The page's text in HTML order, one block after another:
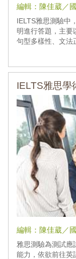
編輯：陳佳葳／
IELTS雅思測驗中
明進行答題，主要
句型多樣性、文法
考官依據發音、
IELTS雅思學
編輯：陳佳葳／
雅思測驗為測試應
能力，依欲前往英